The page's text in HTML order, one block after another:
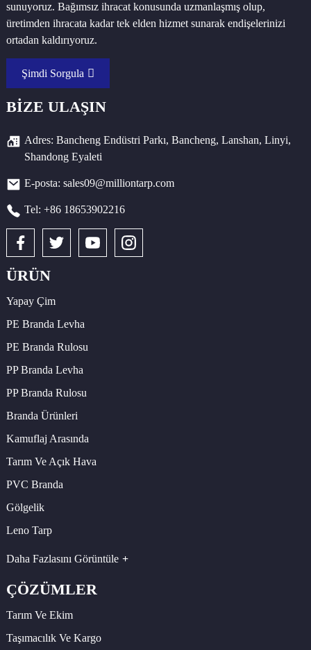
sunuyoruz. Bağımsız ihracat konusunda uzmanlaşmış olup,
üretimden ihracata kadar tek elden hizmet sunarak endişelerinizi
ortadan kaldırıyoruz.
Şimdi Sorgula
BIZE ULAŞIN
Adres: Bancheng Endüstri Parkı, Bancheng, Lanshan, Linyi,
Shandong Eyaleti
E-posta: sales09@milliontarp.com
Tel: +86 18653902216
ÜRÜN
Yapay Çim
PE Branda Levha
PE Branda Rulosu
PP Branda Levha
PP Branda Rulosu
Branda Ürünleri
Kamuflaj Arasında
Tarım Ve Açık Hava
PVC Branda
Gölgelik
Leno Tarp
Daha Fazlasını Görüntüle
ÇÖZÜMLER
Tarım Ve Ekim
Taşımacılık Ve Kargo